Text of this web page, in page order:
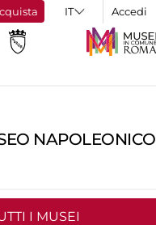
Accedi
NAPOLEONICO
I MUSEI